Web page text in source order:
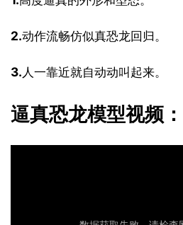
2.动作流畅仿似真恐龙回归。
3. 人一靠近就自动动叫起来。
逼真恐龙模型视频：